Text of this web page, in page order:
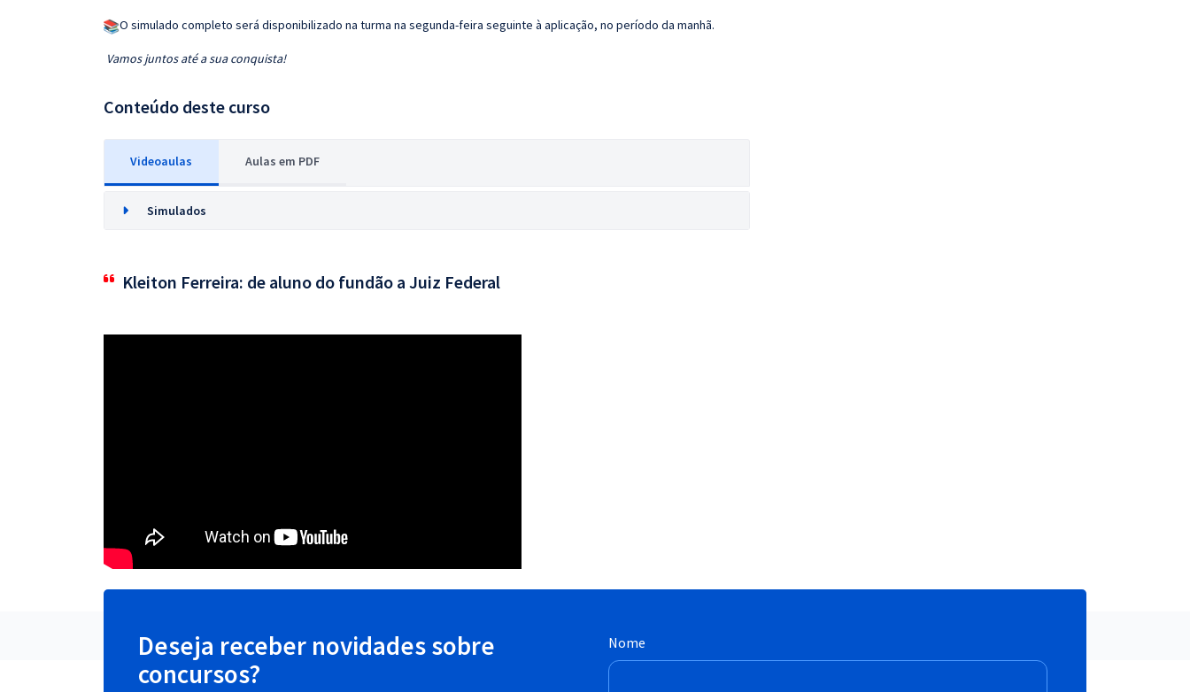
O simulado completo será disponibilizado na turma na segunda-feira seguinte à aplicação, no período da manhã.
Vamos juntos até a sua conquista!
Conteúdo deste curso
Videoaulas Aulas em PDF
Simulados
Kleiton Ferreira: de aluno do fundão a Juiz Federal
Deseja receber novidades sobre
concursos?
Nome